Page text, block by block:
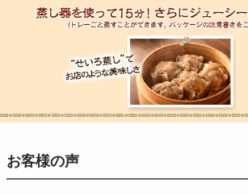
お客様の声